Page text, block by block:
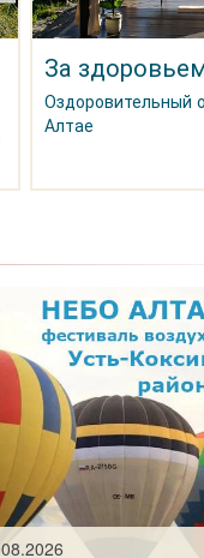
За
Оздоровительный
Алтае